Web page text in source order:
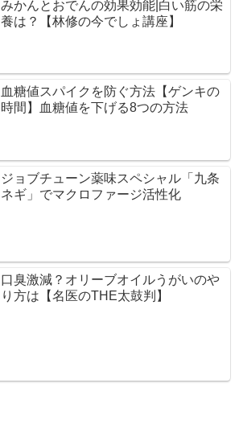
みかんとおでんの効果効能|白い筋の栄
養は？【林修の今でしょ講座】
血糖値スパイクを防ぐ方法【ゲンキの
時間】血糖値を下げる8つの方法
ジョブチューン薬味スペシャル「九条
ネギ」でマクロファージ活性化
口臭激減？オリーブオイルうがいのや
り方は【名医のTHE太鼓判】